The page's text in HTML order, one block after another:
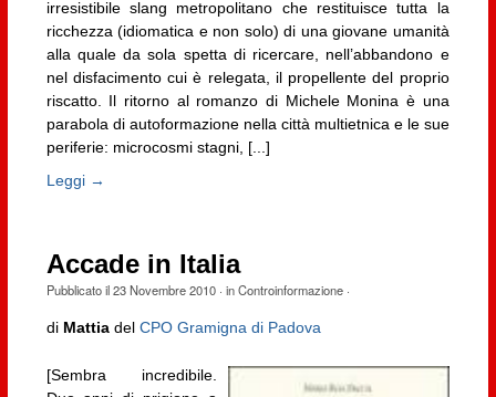
irresistibile slang metropolitano che restituisce tutta la
ricchezza (idiomatica e non solo) di una giovane umanità
alla quale da sola spetta di ricercare, nell’abbandono e
nel disfacimento cui è relegata, il propellente del proprio
riscatto. Il ritorno al romanzo di Michele Monina è una
parabola di autoformazione nella città multietnica e le sue
periferie: microcosmi stagni, [...]
Leggi →
Accade in Italia
Pubblicato il23 Novembre 2010· inControinformazione·
di Mattiadel CPO Gramigna di Padova
[Sembra incredibile.